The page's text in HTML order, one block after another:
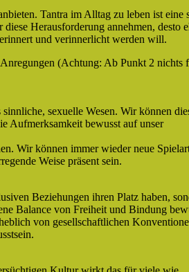
Tantra im Alltag zu leben ist eine
Herausforderung annehmen, desto
und verinnerlicht werden will.
(Achtung: Ab Punkt 2 nichts
sexuelle Wesen. Wir können
Aufmerksamkeit bewusst auf unser
Wir können immer wieder neue
Weise präsent sein.
Beziehungen ihren Platz haben,
Balance von Freiheit und Bindung
von gesellschaftlichen